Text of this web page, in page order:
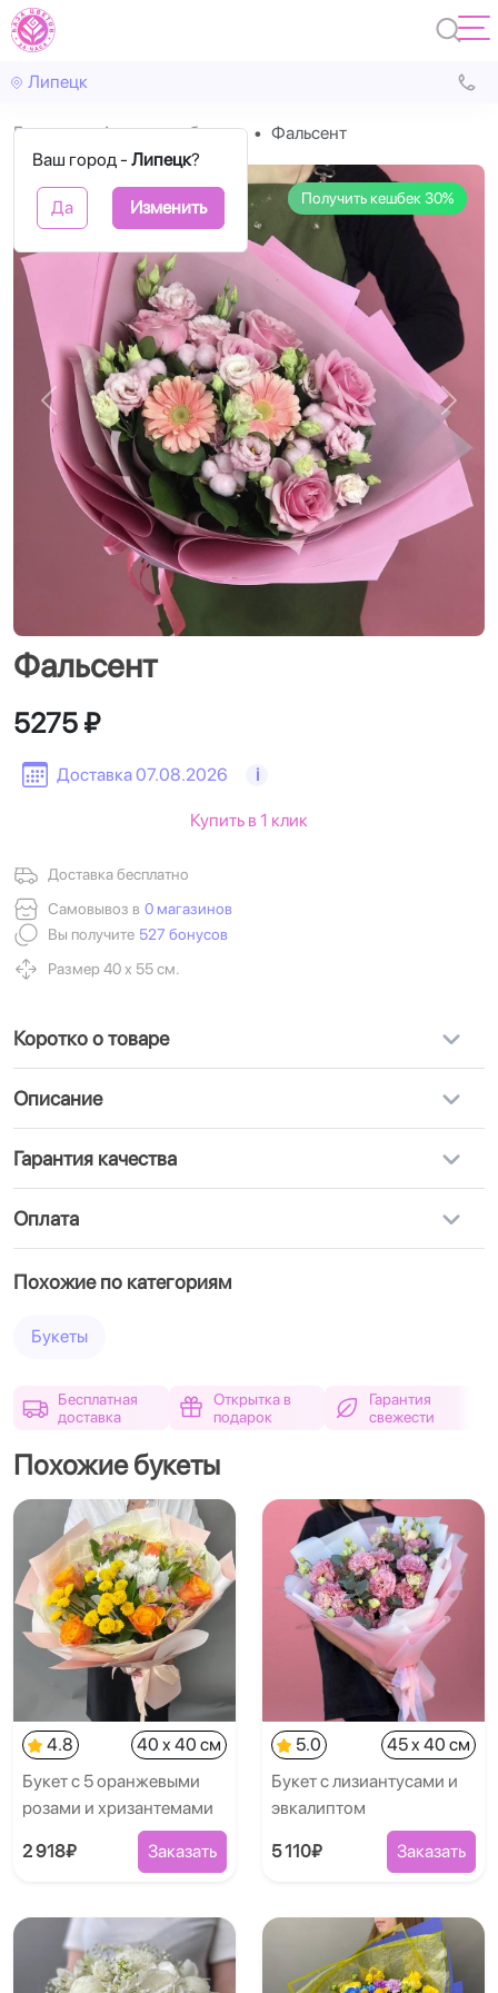
Липецк
Ваш город - Липецк?
Да Изменить
Главная Авторские букеты Фальсент
Получить кешбек 30%
Назад
Фальсент
Доставка 07.08.2026 i
5275 ₽
Доставка бесплатно
Самовывоз в 0 магазинов
Вы получите 527 бонусов
Размер 40 х 55 см.
Купить в 1 клик
Коротко о товаре
Описание
Гарантия качества
Оплата
Похожие по категориям
Букеты
Бесплатная
доставка
Открытка в
подарок
Гарантия
свежести
Похожие букеты
4.8
40 x 40 см
Букет с 5 оранжевыми
розами и хризантемами
2 918₽ Заказать
5.0
45 x 40 см
Букет с лизиантусами и
эвкалиптом
5 110₽ Заказать